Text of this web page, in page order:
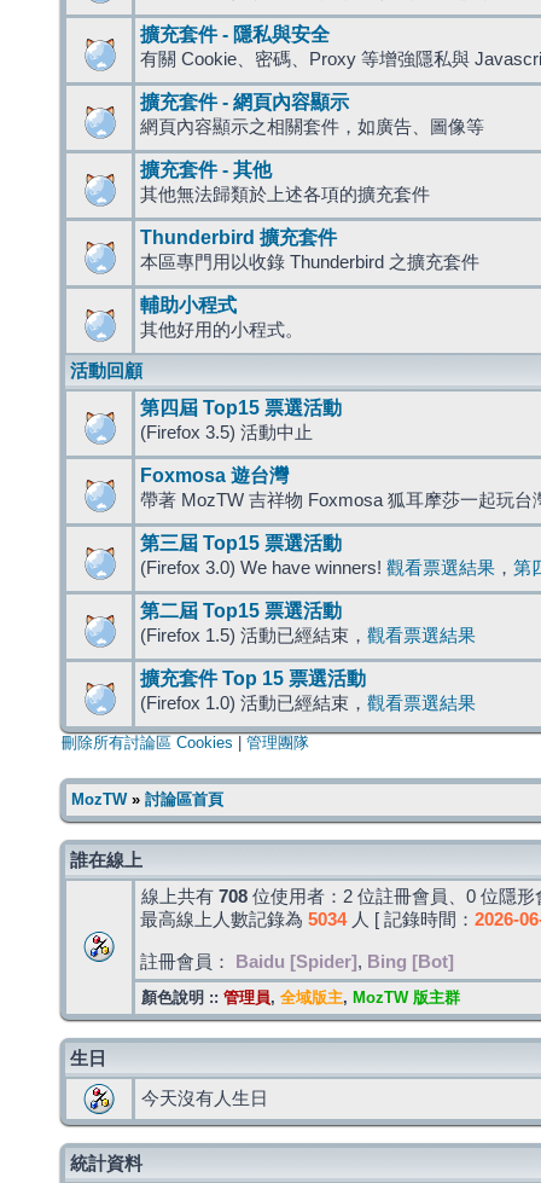
擴充套件 - 隱私與安全
有關 Cookie、密碼、Proxy 等增強隱私與
擴充套件 - 網頁內容顯示
網頁內容顯示之相關套件，如廣告、圖像等
擴充套件 - 其他
其他無法歸類於上述各項的擴充套件
Thunderbird 擴充套件
本區專門用以收錄 Thunderbird 之擴充套件
輔助小程式
其他好用的小程式。
活動回顧
第四屆 Top15 票選活動
(Firefox 3.5) 活動中止
Foxmosa 遊台灣
帶著 MozTW 吉祥物 Foxmosa 狐耳摩莎一起玩台
第三屆 Top15 票選活動
(Firefox 3.0) We have winners! 觀看票選結果 ， 第
第二屆 Top15 票選活動
(Firefox 1.5) 活動已經結束， 觀看票選結果
擴充套件 Top 15 票選活動
(Firefox 1.0) 活動已經結束， 觀看票選結果
刪除所有討論區 Cookies 管理團隊
MozTW» 討論區首頁
誰在線上
線上共有 708 位使用者：2 位註冊會員、0 位隱
最高線上人數記錄為 5034人 [ 記錄時間： 2026-
註冊會員： Baidu [Spider] , Bing [Bot]
顏色說明 :: 管理員, 全域版主, MozTW 版主群
生日
今天沒有人生日
統計資料